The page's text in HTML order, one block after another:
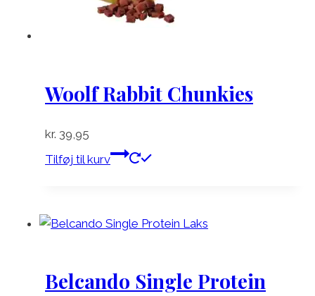
Woolf Rabbit Chunkies
kr. 39,95
Tilføj til kurv
Belcando Single Protein